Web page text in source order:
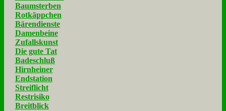
Baumsterben
Rotkäppchen
Bärendienste
Damenbeine
Zufallskunst
Die gute Tat
Badeschluß
Hirnheiner
Endstation
Streiflicht
Restrisiko
Breitblick